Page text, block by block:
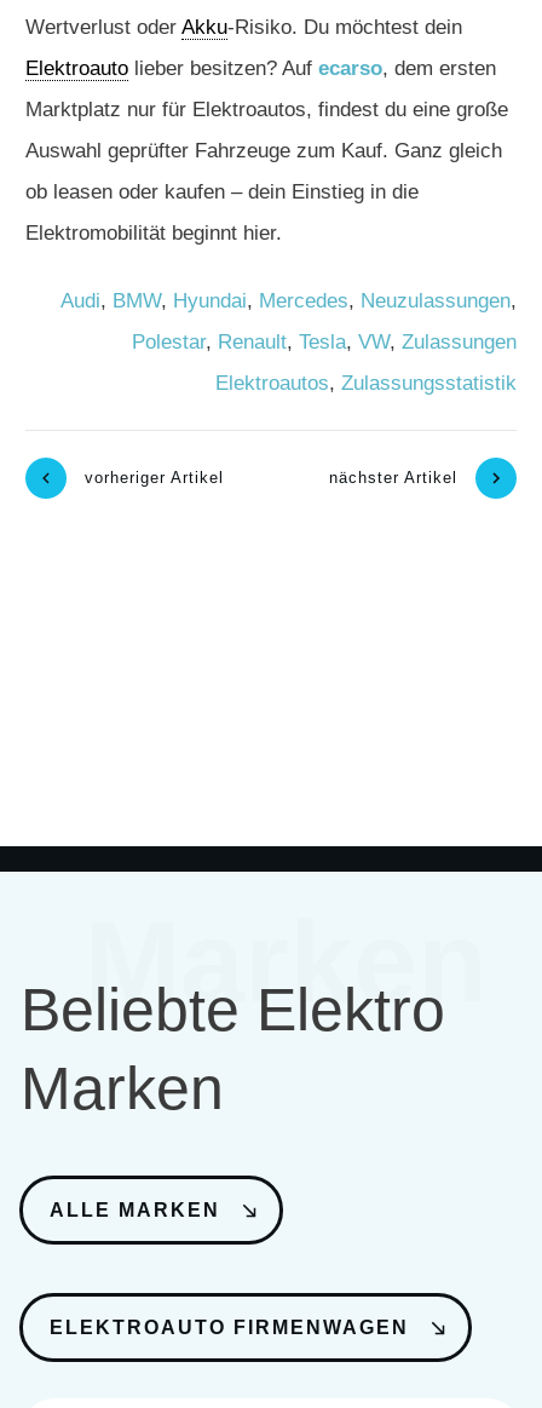
Wertverlust oder Akku-Risiko. Du möchtest dein
Elektroauto lieber besitzen? Auf ecarso, dem ersten
Marktplatz nur für Elektroautos, findest du eine große
Auswahl geprüfter Fahrzeuge zum Kauf. Ganz gleich
ob leasen oder kaufen – dein Einstieg in die
Elektromobilität beginnt hier.
Audi, BMW, Hyundai, Mercedes, Neuzulassungen,
Polestar, Renault, Tesla, VW, Zulassungen
Elektroautos, Zulassungsstatistik
vorheriger Artikel nächster Artikel
Marken
Beliebte Elektro
Marken
ALLE MARKEN
ELEKTROAUTO FIRMENWAGEN